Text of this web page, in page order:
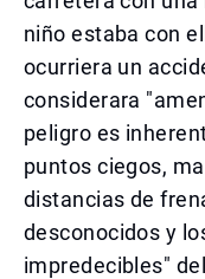
niño estaba con
ocurriera un
considerara
peligro es
puntos ciegos,
distancias de
desconocidos y
impredecibles"